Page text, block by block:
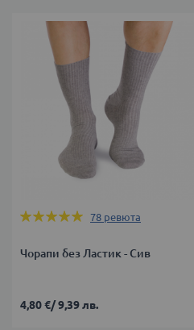
Оценка:
78 ревюта
Чорапи без Ластик - Сив
4,80 €/9,39 лв.